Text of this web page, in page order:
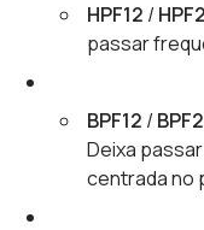
HPF12 /
passar
BPF12 /
Deixa
centrada no